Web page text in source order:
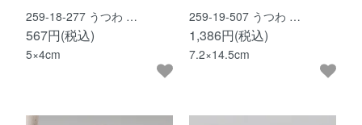
259-18-277 うつわ …
567円(税込)
5×4cm
259-19-507 うつわ …
1,386円(税込)
7.2×14.5cm